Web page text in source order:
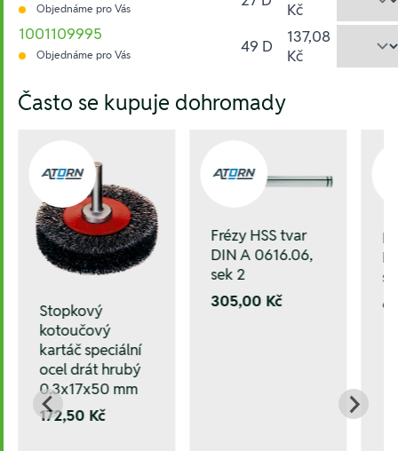
Objednáme pro Vás
Kč
1001109995
Objednáme pro Vás 49 D
137,08
Kč
Často se kupuje dohromady
Stopkový
kotoučový
kartáč speciální
ocel drát hrubý
0.3x17x50 mm
172,50 Kč
Frézy HSS tvar
DIN A 0616.06,
sek 2
305,00 Kč